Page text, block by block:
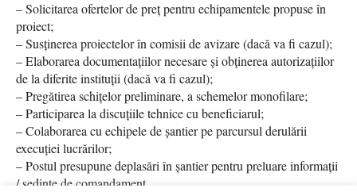
– Solicitarea ofertelor de preț pentru echipamentele propuse în
proiect;
– Susținerea proiectelor în comisii de avizare (dacă va fi cazul);
– Elaborarea documentațiilor necesare și obținerea autorizațiilor
de la diferite instituții (dacă va fi cazul);
– Pregătirea schițelor preliminare, a schemelor monofilare;
– Participarea la discuțiile tehnice cu beneficiarul;
– Colaborarea cu echipele de șantier pe parcursul derulării
execuției lucrărilor;
– Postul presupune deplasări în șantier pentru preluare informații
/ ședințe de comandament.